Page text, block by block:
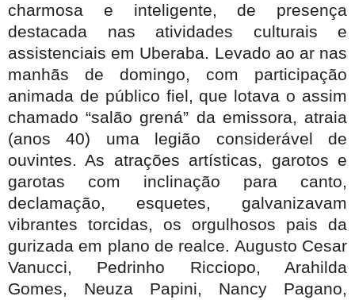
charmosa e inteligente, de presença
destacada nas atividades culturais e
assistenciais em Uberaba. Levado ao ar nas
manhãs de domingo, com participação
animada de público fiel, que lotava o assim
chamado “salão grená” da emissora, atraia
(anos 40) uma legião considerável de
ouvintes. As atrações artísticas, garotos e
garotas com inclinação para canto,
declamação, esquetes, galvanizavam
vibrantes torcidas, os orgulhosos pais da
gurizada em plano de realce. Augusto Cesar
Vanucci, Pedrinho Ricciopo, Arahilda
Gomes, Neuza Papini, Nancy Pagano,